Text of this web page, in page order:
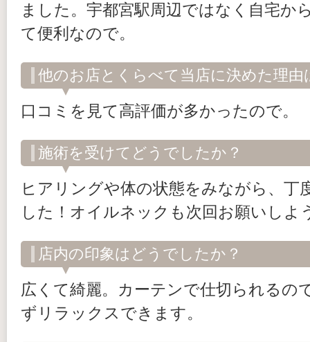
ました。宇都宮駅周辺ではなく自宅か
て便利なので。
他のお店とくらべて当店に決めた理由
口コミを見て高評価が多かったので。
施術を受けてどうでしたか？
ヒアリングや体の状態をみながら、丁
した！オイルネックも次回お願いしよ
店内の印象はどうでしたか？
広くて綺麗。カーテンで仕切られるの
ずリラックスできます。